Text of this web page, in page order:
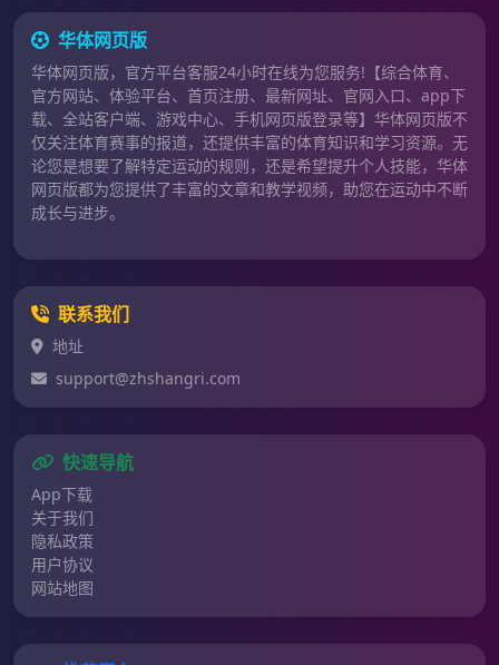
华体网页版
华体网页版，官方平台客服24小时在线为您服务!【综合体育、
官方网站、体验平台、首页注册、最新网址、官网入口、app下
载、全站客户端、游戏中心、手机网页版登录等】华体网页版不
仅关注体育赛事的报道，还提供丰富的体育知识和学习资源。无
论您是想要了解特定运动的规则，还是希望提升个人技能，华体
网页版都为您提供了丰富的文章和教学视频，助您在运动中不断
成长与进步。
联系我们
地址
support@zhshangri.com
快速导航
App下载
关于我们
隐私政策
用户协议
网站地图